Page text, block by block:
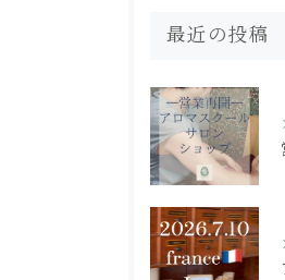
最近の投稿